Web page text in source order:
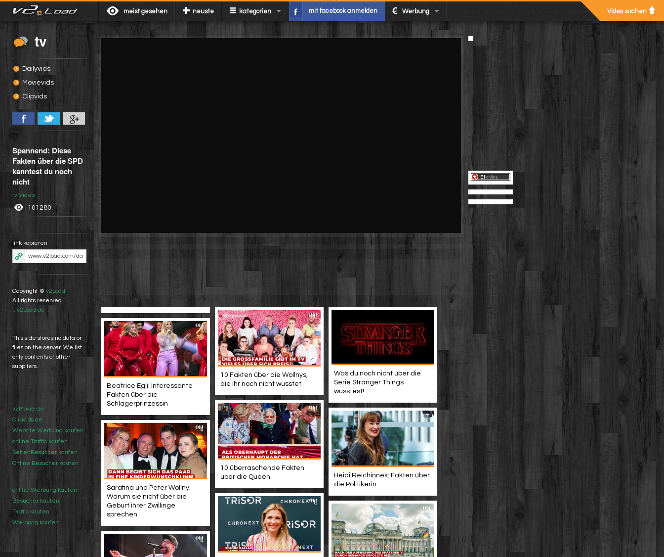
meist gesehen neuste kategorien mit facebook anmelden Werbung Video suchen
tv
Dailyvids
Movievids
Clipvids
Spannend: Diese
Fakten über die SPD
kanntest du noch
nicht
tv Video
101280
link kopieren
Copyright © v2Load
All rights reserved.
:: v2Load.de ::
This side stores no data or
files on the server. We list
only contents of other
suppliers.
v2Movie.de
ClipVids.de
Website Werbung kaufen
online Traffic kaufen
SeitenBesucher kaufen
Online Besucher kaufen
online Werbung kaufen
Besucher kaufen
Traffic kaufen
Werbung kaufen
10 Fakten über die Wollnys,
die ihr noch nicht wusstet
Was du noch nicht über die
Serie Stranger Things
wusstest!
Beatrice Egli: Interessante
Fakten über die
Schlagerprinzessin
10 überraschende Fakten
über die Queen
Heidi Reichinnek: Fakten über
die Politikerin
Sarafina und Peter Wollny:
Warum sie nicht über die
Geburt ihrer Zwillinge
sprechen